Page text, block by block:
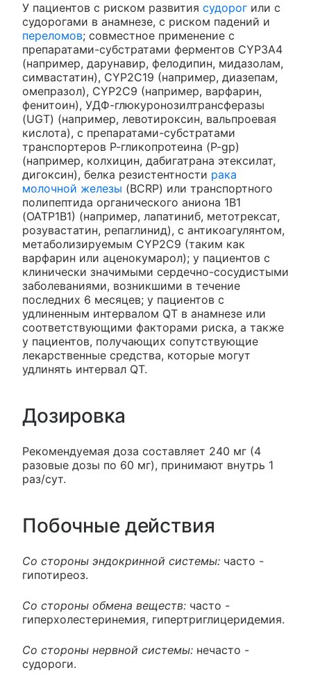
У пациентов с риском развития судорог или с
судорогами в анамнезе, с риском падений и
переломов; совместное применение с
препаратами-субстратами ферментов CYP3A4
(например, дарунавир, фелодипин, мидазолам,
симвастатин), CYP2C19 (например, диазепам,
омепразол), CYP2C9 (например, варфарин,
фенитоин), УДФ-глюкуронозилтрансферазы
(UGT) (например, левотироксин, вальпроевая
кислота), с препаратами-субстратами
транспортеров Р-гликопротеина (P-gp)
(например, колхицин, дабигатрана этексилат,
дигоксин), белка резистентности рака
молочной железы (BCRP) или транспортного
полипептида органического аниона 1В1
(ОАТР1В1) (например, лапатиниб, метотрексат,
розувастатин, репаглинид), с антикоагулянтом,
метаболизируемым CYP2C9 (таким как
варфарин или аценокумарол); у пациентов с
клинически значимыми сердечно-сосудистыми
заболеваниями, возникшими в течение
последних 6 месяцев; у пациентов с
удлиненным интервалом QT в анамнезе или
соответствующими факторами риска, а также
у пациентов, получающих сопутствующие
лекарственные средства, которые могут
удлинять интервал QT.
Дозировка
Рекомендуемая доза составляет 240 мг (4
разовые дозы по 60 мг), принимают внутрь 1
раз/сут.
Побочные действия
Со стороны эндокринной системы: часто -
гипотиреоз.
Со стороны обмена веществ: часто -
гиперхолестеринемия, гипертриглицеридемия.
Со стороны нервной системы: нечасто -
судороги.